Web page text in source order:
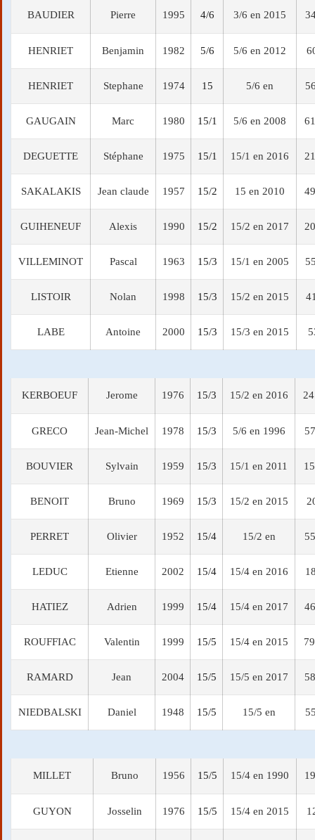
BAUDIER Pierre 1995 4/6 3/6 en 2015
HENRIET Benjamin 1982 5/6 5/6 en 2012
HENRIET Stephane 1974 15 5/6 en
GAUGAIN Marc 1980 15/1 5/6 en 2008
DEGUETTE Stéphane 1975 15/1 15/1 en 2016
SAKALAKIS Jean claude 1957 15/2 15 en 2010
GUIHENEUF Alexis 1990 15/2 15/2 en 2017
VILLEMINOT Pascal 1963 15/3 15/1 en 2005
LISTOIR Nolan 1998 15/3 15/2 en 2015
LABE Antoine 2000 15/3 15/3 en 2015
KERBOEUF Jerome 1976 15/3 15/2 en 2016
GRECO Jean-Michel 1978 15/3 5/6 en 1996
BOUVIER Sylvain 1959 15/3 15/1 en 2011
BENOIT Bruno 1969 15/3 15/2 en 2015
PERRET Olivier 1952 15/4 15/2 en
LEDUC Etienne 2002 15/4 15/4 en 2016
HATIEZ Adrien 1999 15/4 15/4 en 2017
ROUFFIAC Valentin 1999 15/5 15/4 en 2015
RAMARD Jean 2004 15/5 15/5 en 2017
NIEDBALSKI Daniel 1948 15/5 15/5 en
MILLET Bruno 1956 15/5 15/4 en 1990
GUYON Josselin 1976 15/5 15/4 en 2015